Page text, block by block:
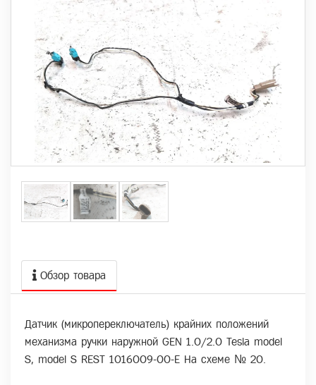
Обзор товара
Датчик (микропереключатель) крайних положений
механизма ручки наружной GEN 1.0/2.0 Tesla model
S, model S REST 1016009-00-E На схеме № 20.